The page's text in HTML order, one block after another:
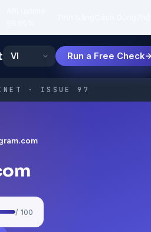
Run a Free Check
· ISSUE 97
/ 100